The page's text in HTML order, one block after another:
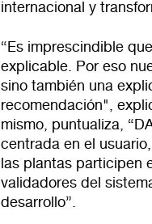
internacional y
“Es imprescindible
explicable. Por eso
sino también una
recomendación",
mismo, puntualiza,
centrada en el
las plantas participen
validadores del
desarrollo”.